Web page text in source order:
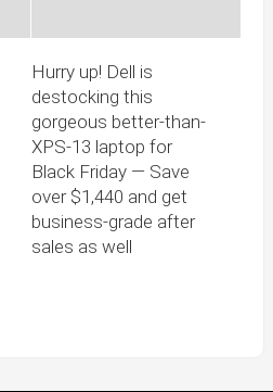
Hurry up! Dell is
destocking this
gorgeous better-than-
XPS-13 laptop for
Black Friday — Save
over $1,440 and get
business-grade after
sales as well